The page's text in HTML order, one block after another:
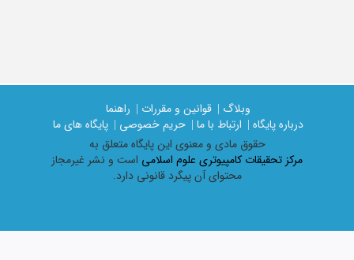
وبلاگ | قوانین و مقررات |
راهنما
درباره پایگاه |
ارتباط با ما | حریم خصوصی |
پایگاه های ما
حقوق مادی و معنوی اين پايگاه متعلق به
مرکز تحقیقات کامپیوتری علوم اسلامی است و نشر غیرمجاز
محتوای آن پیگرد قانونی دارد.